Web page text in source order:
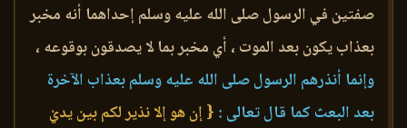
صفتين في الرسول صلى الله عليه وسلم إحداهما أنه مخبر
بعذاب يكون بعد الموت ، أي مخبر بما لا يصدقون بوقوعه ،
وإنما أنذرهم الرسول صلى الله عليه وسلم بعذاب الآخرة
بعد البعث كما قال تعالى : { إن هو إلا نذير لكم بين يديْ